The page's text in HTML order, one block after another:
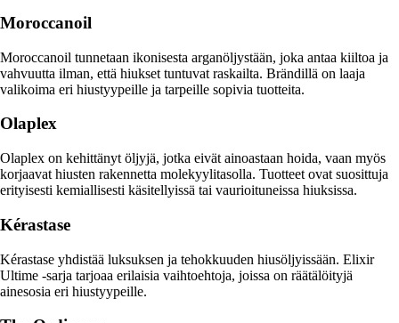
Moroccanoil
Moroccanoil tunnetaan ikonisesta arganöljystään, joka antaa kiiltoa ja
vahvuutta ilman, että hiukset tuntuvat raskailta. Brändillä on laaja
valikoima eri hiustyypeille ja tarpeille sopivia tuotteita.
Olaplex
Olaplex on kehittänyt öljyjä, jotka eivät ainoastaan hoida, vaan myös
korjaavat hiusten rakennetta molekyylitasolla. Tuotteet ovat suosittuja
erityisesti kemiallisesti käsitellyissä tai vaurioituneissa hiuksissa.
Kérastase
Kérastase yhdistää luksuksen ja tehokkuuden hiusöljyissään. Elixir
Ultime -sarja tarjoaa erilaisia vaihtoehtoja, joissa on räätälöityjä
ainesosia eri hiustyypeille.